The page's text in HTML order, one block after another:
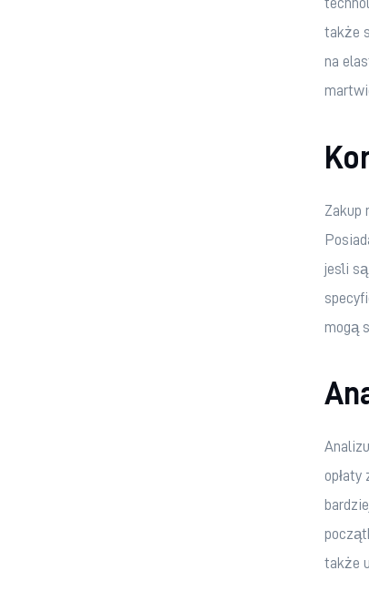
także
na
Zakup
jeśli
mogą
opłaty
także